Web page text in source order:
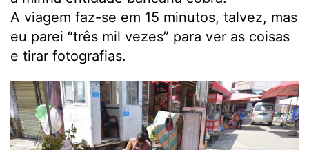
A viagem faz-se em 15 minutos, talvez, mas
eu parei “três mil vezes” para ver as coisas
e tirar fotografias.